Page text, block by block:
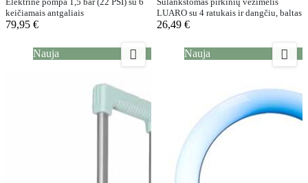
Elektrinė pompa 1,5 bar (22 PSI) su 6
keičiamais antgaliais
79,95 €
Sulankstomas pirkinių vežimėlis
LUARO su 4 ratukais ir dangčiu, baltas
26,49 €
Nauja  Nauja 